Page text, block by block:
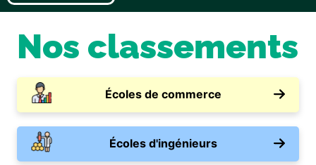
Nos classements
Écoles de commerce
Écoles d'ingénieurs